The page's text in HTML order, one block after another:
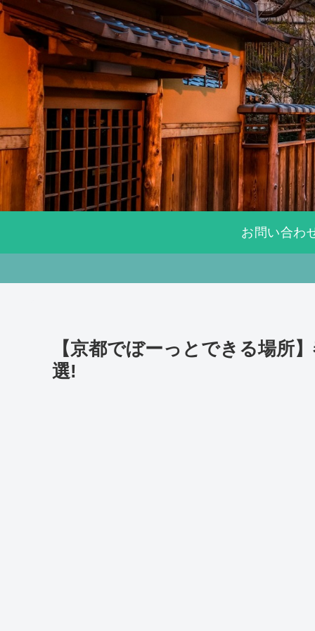
お問い合わ
【京都でぼーっとできる場所
選!